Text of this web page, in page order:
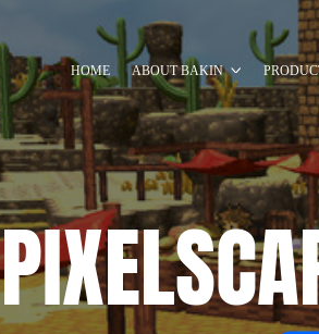
HOME ABOUT BAKIN